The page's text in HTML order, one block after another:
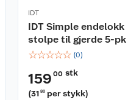
IDT
IDT Simple endelokk
stolpe til gjerde 5-pk
☆☆☆☆☆ (0)
159 00 stk
(31 80 per stykk)